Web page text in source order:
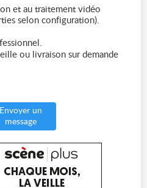
et au traitement vidéo
selon configuration).
ou livraison sur demande
Envoyer un
message